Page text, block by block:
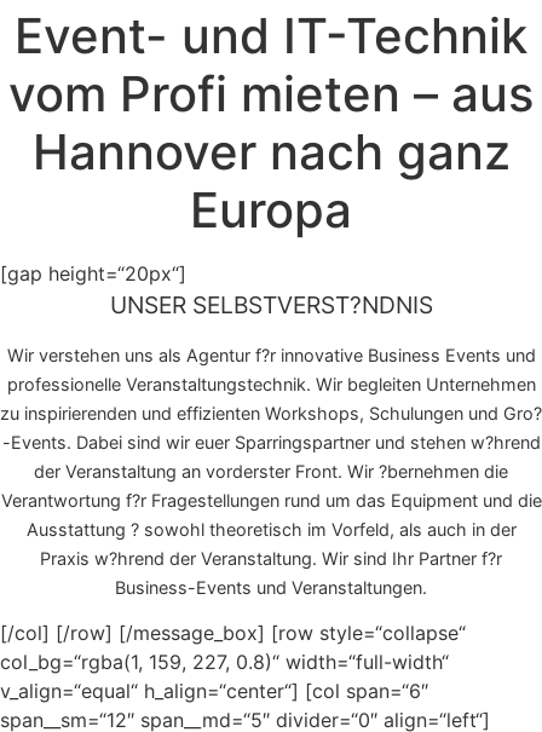
Event- und IT-Technik
vom Profi mieten – aus
Hannover nach ganz
Europa
[gap height=“20px“]
UNSER SELBSTVERST?NDNIS
Wir verstehen uns als Agentur f?r innovative Business Events und
professionelle Veranstaltungstechnik. Wir begleiten Unternehmen
zu inspirierenden und effizienten Workshops, Schulungen und Gro?
-Events. Dabei sind wir euer Sparringspartner und stehen w?hrend
der Veranstaltung an vorderster Front. Wir ?bernehmen die
Verantwortung f?r Fragestellungen rund um das Equipment und die
Ausstattung ? sowohl theoretisch im Vorfeld, als auch in der
Praxis w?hrend der Veranstaltung. Wir sind Ihr Partner f?r
Business-Events und Veranstaltungen.
[/col] [/row] [/message_box] [row style=“collapse“
col_bg=“rgba(1, 159, 227, 0.8)“ width=“full-width“
v_align=“equal“ h_align=“center“] [col span=“6″
span__sm=“12″ span__md=“5″ divider=“0″ align=“left“]